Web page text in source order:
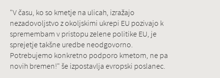
"V času, ko so kmetje na ulicah, izražajo
nezadovoljstvo z okoljskimi ukrepi EU pozivajo k
spremembam v pristopu zelene politike EU, je
sprejetje takšne uredbe neodgovorno.
Potrebujemo konkretno podporo kmetom, ne pa
novih bremen!" še izpostavlja evropski poslanec.